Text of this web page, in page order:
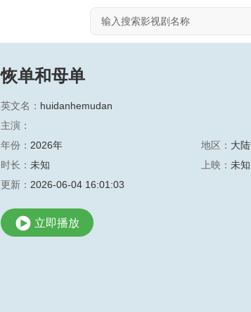
恢单和母单
英文名： huidanhemudan
主演：
年份： 2026年 地区： 大陆
时长： 未知 上映： 未知
更新： 2026-06-04 16:01:03
立即播放